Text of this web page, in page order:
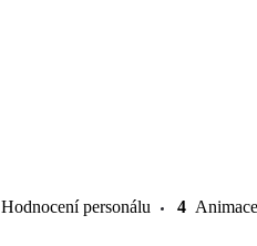
Hodnocení personálu 4 Animace